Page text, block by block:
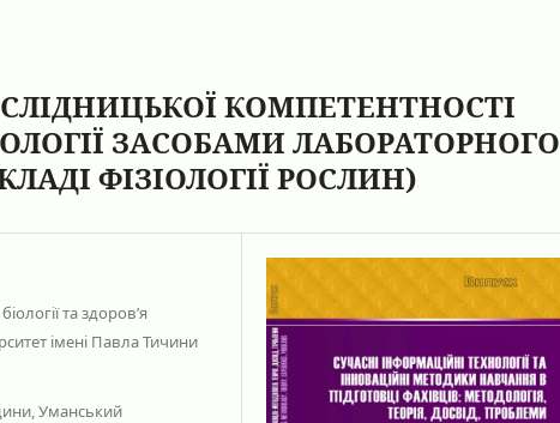
КОМПЕТЕНТНОСТІ
ЗАСОБАМИ ЛАБОРАТОРНОГО
ФІЗІОЛОГІЇ РОСЛИН)
та здоров’я
імені Павла Тичини
Уманський